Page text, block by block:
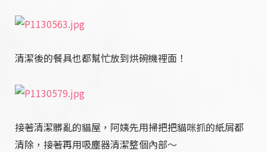
清潔後的餐具也都幫忙放到烘碗機裡面！
接著清潔髒亂的貓屋，阿姨先用掃把把貓咪抓的紙屑都
清除，接著再用吸塵器清潔整個內部～